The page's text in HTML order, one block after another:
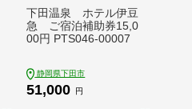
下田温泉 ホテル伊豆
急 ご宿泊補助券15,0
00円 PTS046-00007
静岡県下田市
51,000 円